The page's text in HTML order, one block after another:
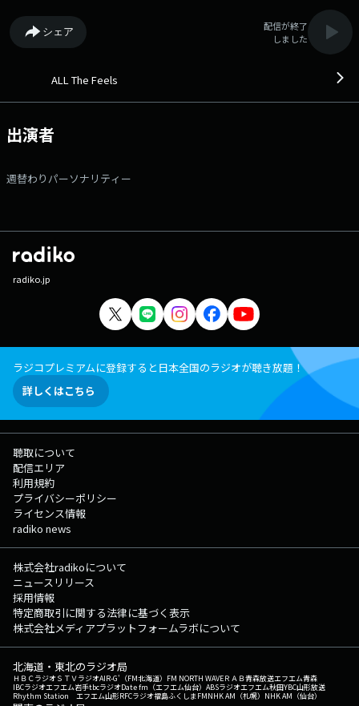
リストプログラム『ALL The Feels』?? 各分野で活躍するミュージシ
ャンや俳優、タレントや文化人が、? 様々なジャンルのおすすめ楽曲で
NACK5の夜をプロデュースします。? 永遠のスタンダードナンバーや新
楽曲たちをお届けします。?? ♪番組Xアカウントは
ペーン 応募フォーム
シェア
配信が終了
しました
ALL The Feels
出演者
週替わりパーソナリティー
radiko.jp
ラジコプレミアムに登録すると日本全国のラジオが聴き放題！
詳しくはこちら
聴取について
配信エリア
利用規約
プライバシーポリシー
ライセンス情報
radiko news
株式会社radikoについて
ニュースリリース
採用情報
特定商取引に関する法律に基づく表示
株式会社メディアプラットフォームラボについて
北海道・東北のラジオ局
ＨＢＣラジオＳＴＶラジオAIR-G'（FM北海道） FM NORTH WAVEＲＡＢ青森放送エフエム青森
IBCラジオエフエム岩手tbcラジオDate fm（エフエム仙台） ABSラジオエフエム秋田YBC山形放送
Rhythm Station エフエム山形RFCラジオ福島ふくしまFMNHK AM（札幌） NHK AM（仙台）